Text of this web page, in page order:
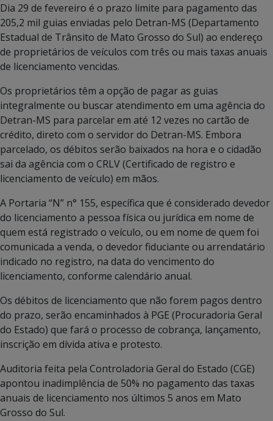
Dia 29 de fevereiro é o prazo limite para pagamento das
205,2 mil guias enviadas pelo Detran-MS (Departamento
Estadual de Trânsito de Mato Grosso do Sul) ao endereço
de proprietários de veículos com três ou mais taxas anuais
de licenciamento vencidas.
Os proprietários têm a opção de pagar as guias
integralmente ou buscar atendimento em uma agência do
Detran-MS para parcelar em até 12 vezes no cartão de
crédito, direto com o servidor do Detran-MS. Embora
parcelado, os débitos serão baixados na hora e o cidadão
sai da agência com o CRLV (Certificado de registro e
licenciamento de veículo) em mãos.
A Portaria “N” n° 155, específica que é considerado devedor
do licenciamento a pessoa física ou jurídica em nome de
quem está registrado o veículo, ou em nome de quem foi
comunicada a venda, o devedor fiduciante ou arrendatário
indicado no registro, na data do vencimento do
licenciamento, conforme calendário anual.
Os débitos de licenciamento que não forem pagos dentro
do prazo, serão encaminhados à PGE (Procuradoria Geral
do Estado) que fará o processo de cobrança, lançamento,
inscrição em dívida ativa e protesto.
Auditoria feita pela Controladoria Geral do Estado (CGE)
apontou inadimplência de 50% no pagamento das taxas
anuais de licenciamento nos últimos 5 anos em Mato
Grosso do Sul.